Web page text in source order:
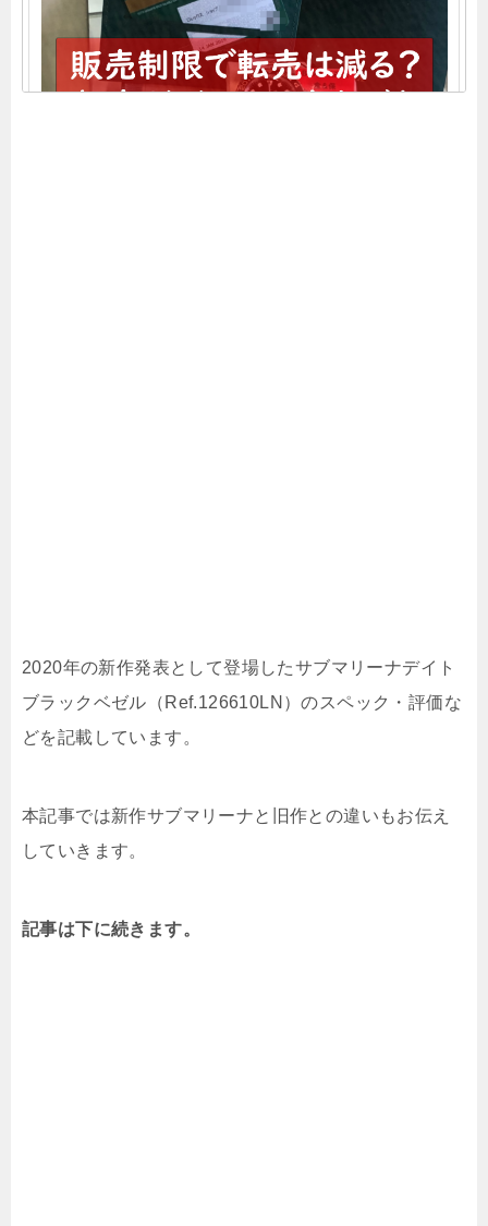
2020年の新作発表として登場したサブマリーナデイト
ブラックベゼル（Ref.126610LN）のスペック・評価な
どを記載しています。
本記事では新作サブマリーナと旧作との違いもお伝え
していきます。
記事は下に続きます。